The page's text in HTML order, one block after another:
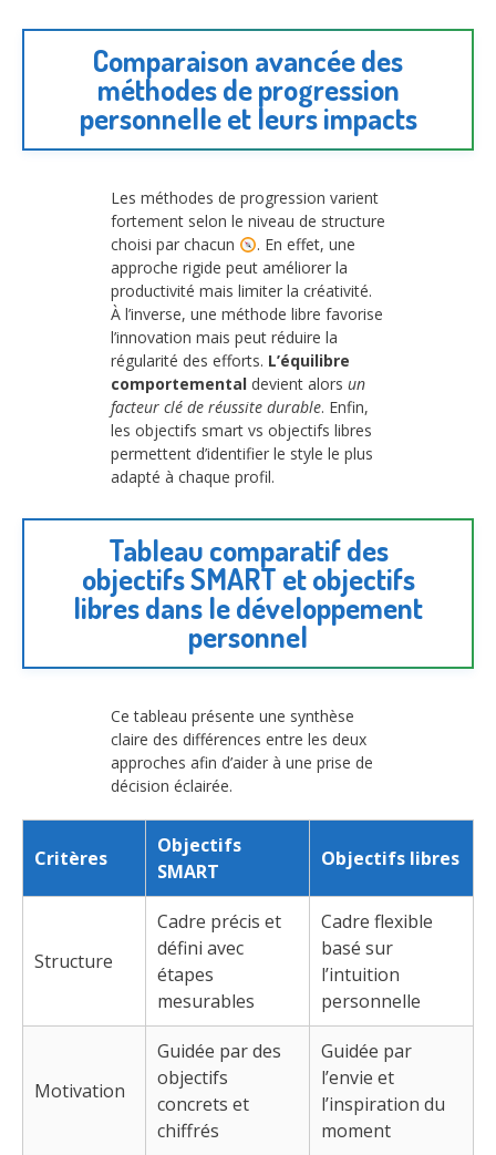
Comparaison avancée des
méthodes de progression
personnelle et leurs impacts
Les méthodes de progression varient
fortement selon le niveau de structure
choisi par chacun
. En effet, une
approche rigide peut améliorer la
productivité mais limiter la créativité.
À l’inverse, une méthode libre favorise
l’innovation mais peut réduire la
régularité des efforts. L’équilibre
comportemental devient alors un
facteur clé de réussite durable. Enfin,
les objectifs smart vs objectifs libres
permettent d’identifier le style le plus
adapté à chaque profil.
Tableau comparatif des
objectifs SMART et objectifs
libres dans le développement
personnel
Ce tableau présente une synthèse
claire des différences entre les deux
approches afin d’aider à une prise de
décision éclairée.
Critères
Objectifs
SMART
Objectifs libres
Structure
Cadre précis et
défini avec
étapes
mesurables
Cadre flexible
basé sur
l’intuition
personnelle
Motivation
Guidée par des
objectifs
concrets et
chiffrés
Guidée par
l’envie et
l’inspiration du
moment